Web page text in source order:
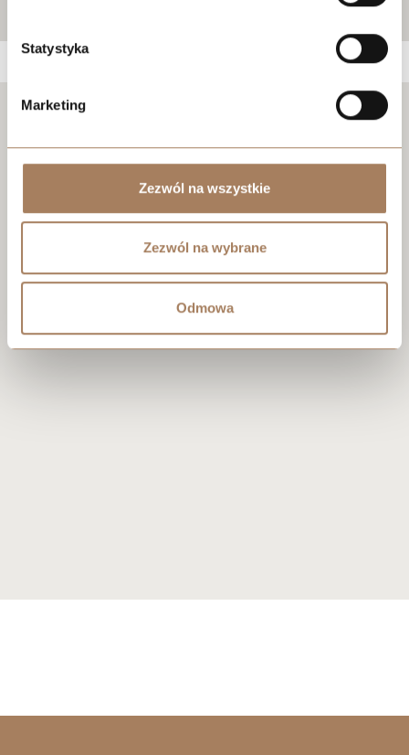
Statystyka
Marketing
Zezwól na wszystkie
Zezwól na wybrane
Odmowa
Negotiate the price